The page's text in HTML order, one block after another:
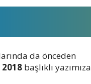
da önceden
başlıklı yazımıza